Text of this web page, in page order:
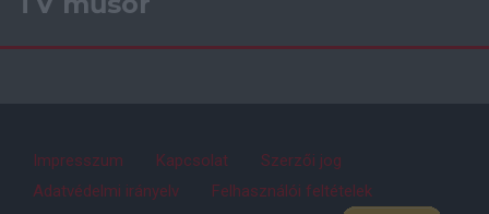
Impresszum Kapcsolat
Szerzői jog
Adatvédelmi irányelv
Felhasználói feltételek